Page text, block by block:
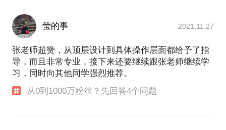
莹的事 2021.11.27
张老师超赞，从顶层设计到具体操作层面都给予了指
导，而且非常专业，接下来还要继续跟张老师继续学
习，同时向其他同学强烈推荐。
从0到1000万粉丝？先回答4个问题